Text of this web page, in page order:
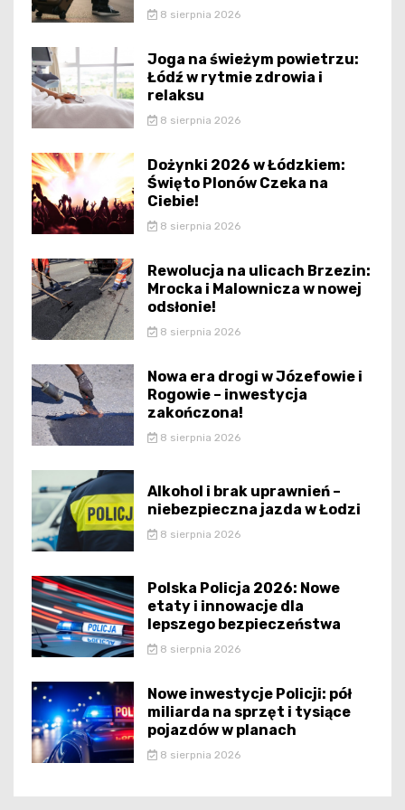
8 sierpnia 2026
Joga na świeżym powietrzu:
Łódź w rytmie zdrowia i
relaksu
8 sierpnia 2026
Dożynki 2026 w Łódzkiem:
Święto Plonów Czeka na
Ciebie!
8 sierpnia 2026
Rewolucja na ulicach Brzezin:
Mrocka i Malownicza w nowej
odsłonie!
8 sierpnia 2026
Nowa era drogi w Józefowie i
Rogowie – inwestycja
zakończona!
8 sierpnia 2026
Alkohol i brak uprawnień –
niebezpieczna jazda w Łodzi
8 sierpnia 2026
Polska Policja 2026: Nowe
etaty i innowacje dla
lepszego bezpieczeństwa
8 sierpnia 2026
Nowe inwestycje Policji: pół
miliarda na sprzęt i tysiące
pojazdów w planach
8 sierpnia 2026